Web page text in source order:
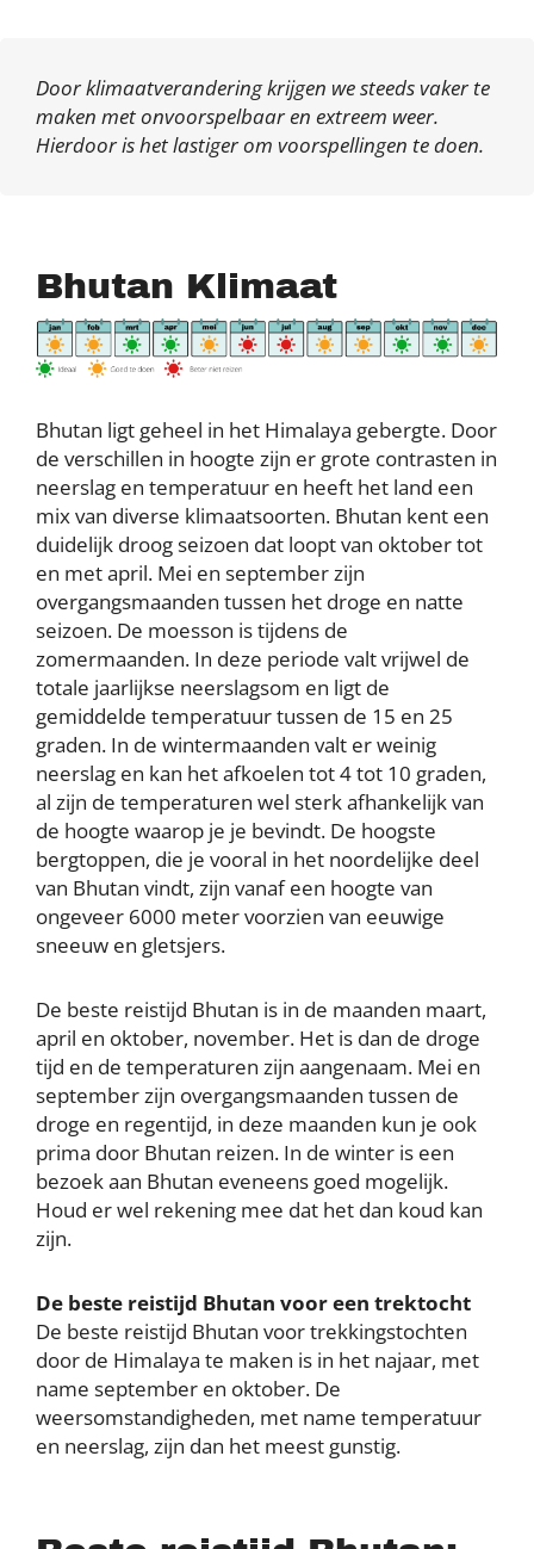
Door klimaatverandering krijgen we steeds vaker te
maken met onvoorspelbaar en extreem weer.
Hierdoor is het lastiger om voorspellingen te doen.
Bhutan Klimaat
Bhutan ligt geheel in het Himalaya gebergte. Door
de verschillen in hoogte zijn er grote contrasten in
neerslag en temperatuur en heeft het land een
mix van diverse klimaatsoorten. Bhutan kent een
duidelijk droog seizoen dat loopt van oktober tot
en met april. Mei en september zijn
overgangsmaanden tussen het droge en natte
seizoen. De moesson is tijdens de
zomermaanden. In deze periode valt vrijwel de
totale jaarlijkse neerslagsom en ligt de
gemiddelde temperatuur tussen de 15 en 25
graden. In de wintermaanden valt er weinig
neerslag en kan het afkoelen tot 4 tot 10 graden,
al zijn de temperaturen wel sterk afhankelijk van
de hoogte waarop je je bevindt. De hoogste
bergtoppen, die je vooral in het noordelijke deel
van Bhutan vindt, zijn vanaf een hoogte van
ongeveer 6000 meter voorzien van eeuwige
sneeuw en gletsjers.
De beste reistijd Bhutan is in de maanden maart,
april en oktober, november. Het is dan de droge
tijd en de temperaturen zijn aangenaam. Mei en
september zijn overgangsmaanden tussen de
droge en regentijd, in deze maanden kun je ook
prima door Bhutan reizen. In de winter is een
bezoek aan Bhutan eveneens goed mogelijk.
Houd er wel rekening mee dat het dan koud kan
zijn.
De beste reistijd Bhutan voor een trektocht
De beste reistijd Bhutan voor trekkingstochten
door de Himalaya te maken is in het najaar, met
name september en oktober. De
weersomstandigheden, met name temperatuur
en neerslag, zijn dan het meest gunstig.